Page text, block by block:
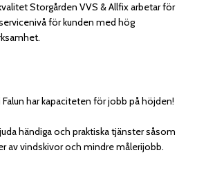
Storgården VVS & Allfix arbetar för
för kunden med hög
har kapaciteten för jobb på höjden!
händiga och praktiska tjänster såsom
av vindskivor och mindre målerijobb.